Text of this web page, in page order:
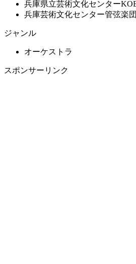
兵庫県立芸術文化センター
兵庫芸術文化センター管弦楽団
ジャンル
オーケストラ
スポンサーリンク